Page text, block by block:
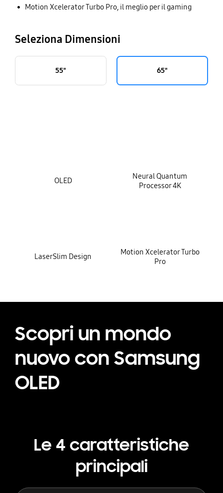
Motion Xcelerator Turbo Pro, il meglio per il gaming
Seleziona Dimensioni
55" 65"
OLED
Neural Quantum
Processor 4K
LaserSlim Design
Motion Xcelerator Turbo
Pro
Scopri un mondo
nuovo con Samsung
OLED
Le 4 caratteristiche
principali